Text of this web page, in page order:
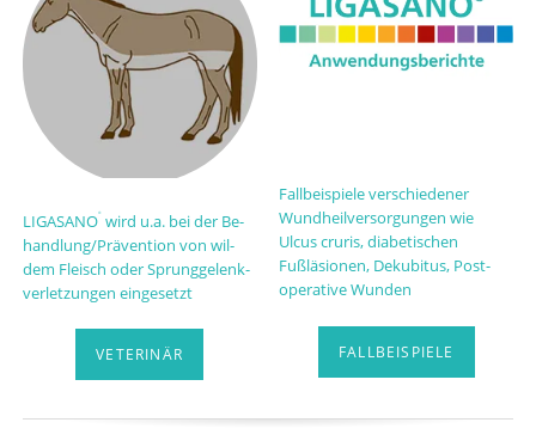
LIGA­SANO®
wird u.a. bei der Be­
hand­lung/Prä­ven­tion von wil­
dem Fleisch oder Sprung­gelenk­
verletzungen ein­ge­setzt
VETERINÄR
Fallbeispiele verschiedener
Wundheil­versorgungen wie
Ulcus cruris, diabetischen
Fußläsionen, Dekubitus, Post-
operative Wunden
FALLBEISPIELE